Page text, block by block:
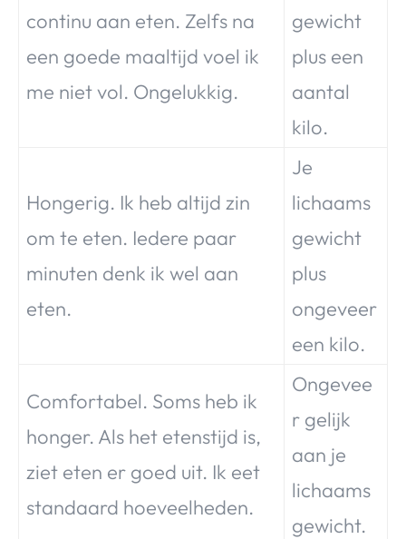
continu aan eten. Zelfs na
een goede maaltijd voel ik
me niet vol. Ongelukkig.
gewicht
plus een
aantal
kilo.
Hongerig. Ik heb altijd zin
om te eten. Iedere paar
minuten denk ik wel aan
eten.
Je
lichaams
gewicht
plus
ongeveer
een kilo.
Comfortabel. Soms heb ik
honger. Als het etenstijd is,
ziet eten er goed uit. Ik eet
standaard hoeveelheden.
Ongevee
r gelijk
aan je
lichaams
gewicht.